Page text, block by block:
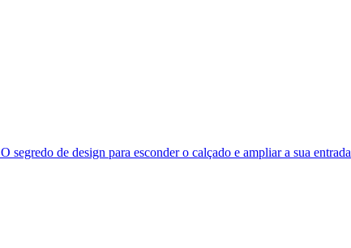
O segredo de design para esconder o calçado e ampliar a sua entrada